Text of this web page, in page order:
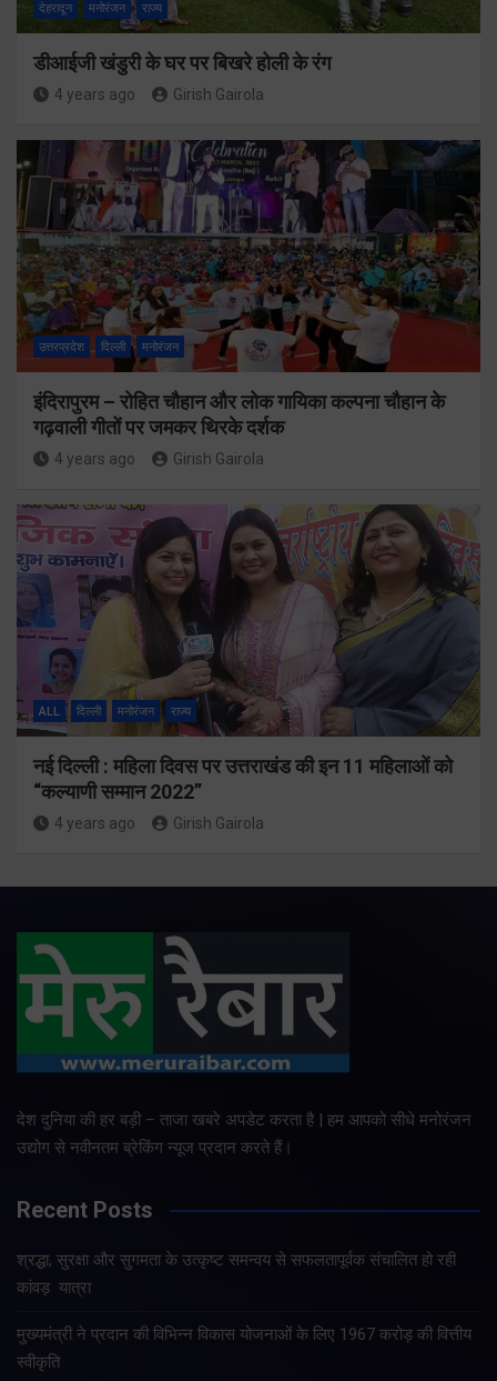
देहरादून मनोरंजन राज्य
डीआईजी खंडुरी के घर पर बिखरे होली के रंग
4 years ago Girish Gairola
उत्तरप्रदेश दिल्ली मनोरंजन
इंदिरापुरम – रोहित चौहान और लोक गायिका कल्पना चौहान के
गढ़वाली गीतों पर जमकर थिरके दर्शक
4 years ago Girish Gairola
ALL दिल्ली मनोरंजन राज्य
नई दिल्ली : महिला दिवस पर उत्तराखंड की इन 11 महिलाओं को
“कल्याणी सम्मान 2022”
4 years ago Girish Gairola
देश दुनिया की हर बड़ी – ताजा खबरे अपडेट करता है | हम आपको सीधे मनोरंजन
उद्योग से नवीनतम ब्रेकिंग न्यूज प्रदान करते हैं।
Recent Posts
श्रद्धा, सुरक्षा और सुगमता के उत्कृष्ट समन्वय से सफलतापूर्वक संचालित हो रही
कांवड़ यात्रा
मुख्यमंत्री ने प्रदान की विभिन्न विकास योजनाओं के लिए 1967 करोड़ की वित्तीय
स्वीकृति